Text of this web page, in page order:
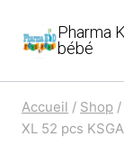
Pharma
bébé
Accueil / Shop /
XL 52 pcs